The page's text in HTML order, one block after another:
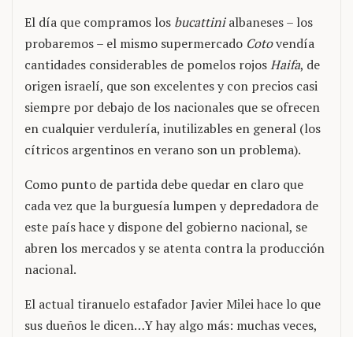
El día que compramos los bucattinialbaneses – los
probaremos – el mismo supermercado Cotovendía
cantidades considerables de pomelos rojosHaifa, de
origen israelí, que son excelentes y con precios casi
siempre por debajo de los nacionales que se ofrecen
en cualquier verdulería, inutilizables en general (los
cítricos argentinos en verano son un problema).
Como punto de partida debe quedar en claro que
cada vez que la burguesía lumpen y depredadora de
este país hace y dispone del gobierno nacional, se
abren los mercados y se atenta contra la producción
nacional.
El actual tiranuelo estafador Javier Milei hace lo que
sus dueños le dicen…Y hay algo más: muchas veces,